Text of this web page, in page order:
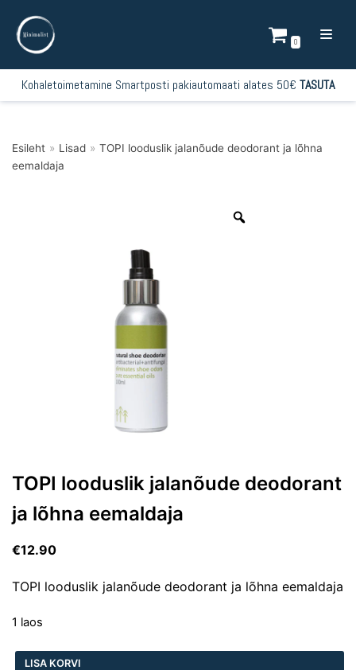
Mine
sisu
0
Kohaletoimetamine Smartposti pakiautomaati alates 50€ TASUTA
Esileht » Lisad » TOPI looduslik jalanõude deodorant ja lõhna
eemaldaja
TOPI looduslik jalanõude deodorant
ja lõhna eemaldaja
€12.90
TOPI looduslik jalanõude deodorant ja lõhna eemaldaja
1 laos
LISA KORVI